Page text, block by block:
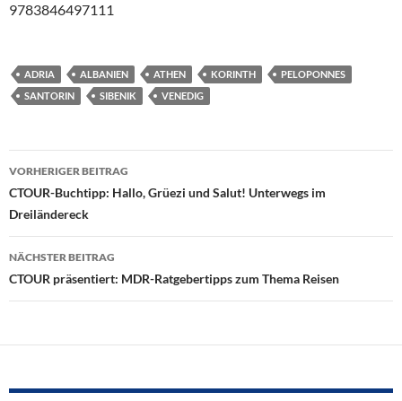
9783846497111
ADRIA ALBANIEN ATHEN KORINTH
PELOPONNES
SANTORIN
SIBENIK VENEDIG
Beitragsnavigation
VORHERIGER BEITRAG
CTOUR-Buchtipp: Hallo, Grüezi und Salut! Unterwegs im
Dreiländereck
NÄCHSTER BEITRAG
CTOUR präsentiert: MDR-Ratgebertipps zum Thema Reisen